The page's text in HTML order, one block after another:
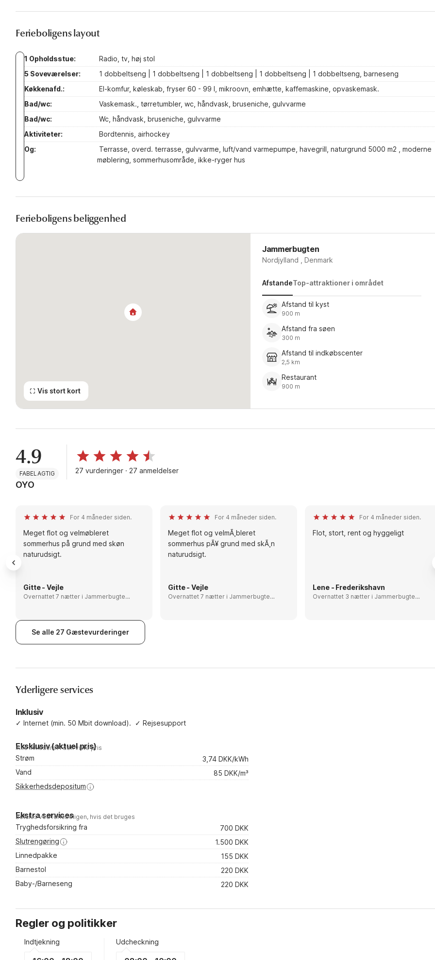
Ferieboligens layout
1 Opholdsstue:
Radio, tv, høj stol
5 Soveværelser:
1 dobbeltseng | 1 dobbeltseng | 1 dobbeltseng | 1 dobbeltseng | 1 dobbeltseng, barneseng
Køkkenafd.:
El-komfur, køleskab, fryser 60 - 99 l, mikroovn, emhætte, kaffemaskine, opvaskemask.
Bad/wc:
Vaskemask., tørretumbler, wc, håndvask, bruseniche, gulvvarme
Bad/wc:
Wc, håndvask, bruseniche, gulvvarme
Aktiviteter:
Bordtennis, airhockey
Og:
Terrasse, overd. terrasse, gulvvarme, luft/vand varmepumpe, havegrill, naturgrund 5000 m2 , moderne
møblering, sommerhusområde, ikke-ryger hus
Ferieboligens beliggenhed
Vis stort kort
Jammerbugten
Nordjylland , Denmark
AfstandeTop-attraktioner i området
Afstand til kyst
900 m
Afstand fra søen
300 m
Afstand til indkøbscenter
2,5 km
Restaurant
900 m
4.9
FABELAGTIG 27 vurderinger · 27 anmeldelser
OYO
For 4 måneder siden.
Meget flot og velmøbleret
sommerhus på grund med skøn
naturudsigt.
Gitte - Vejle
Overnattet 7 nætter i Jammerbugten,
For 4 måneder siden.
Meget flot og velmÃ¸bleret
sommerhus pÃ¥ grund med skÃ¸n
naturudsigt.
Gitte - Vejle
Overnattet 7 nætter i Jammerbugten,
For 4 måneder siden.
Flot, stort, rent og hyggeligt
Lene - Frederikshavn
Overnattet 3 nætter i Jammerbugten,
Se alle 27 Gæstevurderinger
Yderligere services
Inklusiv
✓ Internet (min. 50 Mbit download). ✓ Rejsesupport
Eksklusiv (aktuel pris)
Ikke inkluderet i den viste pris
Strøm
3,74 DKK/kWh
Vand
85 DKK/m³
Sikkerhedsdepositum
Ekstra services
Betales ved ferieboligen, hvis det bruges
Tryghedsforsikring fra
700 DKK
Slutrengøring
1.500 DKK
Linnedpakke
155 DKK
Barnestol
220 DKK
Baby-/Barneseng
220 DKK
Regler og politikker
Indtjekning Udcheckning